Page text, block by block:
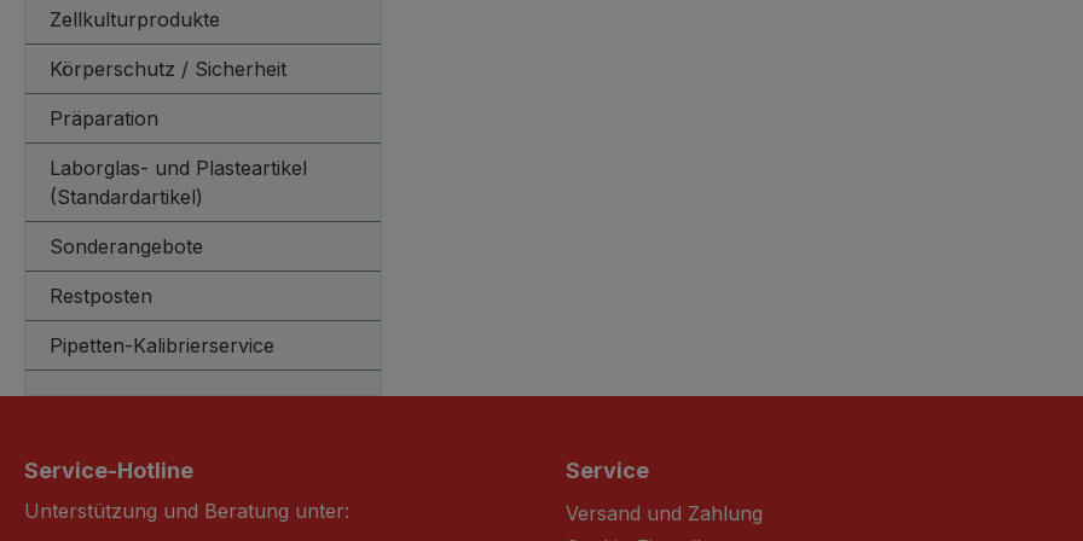
Zellkulturprodukte
Körperschutz / Sicherheit
Präparation
Laborglas- und Plasteartikel
(Standardartikel)
Sonderangebote
Restposten
Pipetten-Kalibrierservice
Service-Hotline
Unterstützung und Beratung unter:
Service
Versand und Zahlung